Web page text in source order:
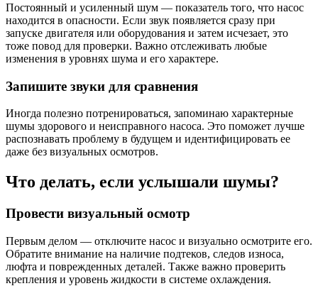
Постоянный и усиленный шум — показатель того, что насос
находится в опасности. Если звук появляется сразу при
запуске двигателя или оборудования и затем исчезает, это
тоже повод для проверки. Важно отслеживать любые
изменения в уровнях шума и его характере.
Запишите звуки для сравнения
Иногда полезно потренироваться, запоминаю характерные
шумы здорового и неисправного насоса. Это поможет лучше
распознавать проблему в будущем и идентифицировать ее
даже без визуальных осмотров.
Что делать, если услышали шумы?
Провести визуальный осмотр
Первым делом — отключите насос и визуально осмотрите его.
Обратите внимание на наличие подтеков, следов износа,
люфта и поврежденных деталей. Также важно проверить
крепления и уровень жидкости в системе охлаждения.